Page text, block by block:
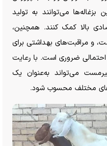
می‌توانند به تولید
بالا کمک کنند. همچنین،
و مراقبت‌های بهداشتی برای
ضروری است. با رعایت
می‌تواند به‌عنوان یک
مختلف محسوب شود.